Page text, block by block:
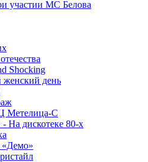
участии МС Белова
Shocking
день
Метелица-С
На дискотеке 80-х
«Демо»